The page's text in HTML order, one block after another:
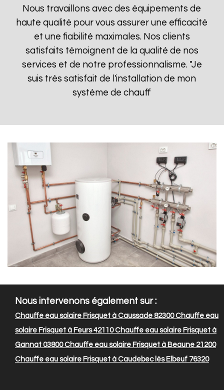
Nous travaillons avec des équipements de
haute qualité pour vous assurer une efficacité
et une fiabilité maximales. Nos clients
satisfaits témoignent de la qualité de nos
services et de notre professionnalisme. "Je
suis très satisfait de l'installation de mon
système de chauff
Nous intervenons également sur :
Chauffe eau solaire Frisquet à Caussade 82300Chauffe eau
solaire Frisquet à Feurs 42110Chauffe eau solaire Frisquet à
Gannat 03800Chauffe eau solaire Frisquet à Beaune 21200
Chauffe eau solaire Frisquet à Caudebec lès Elbeuf 76320